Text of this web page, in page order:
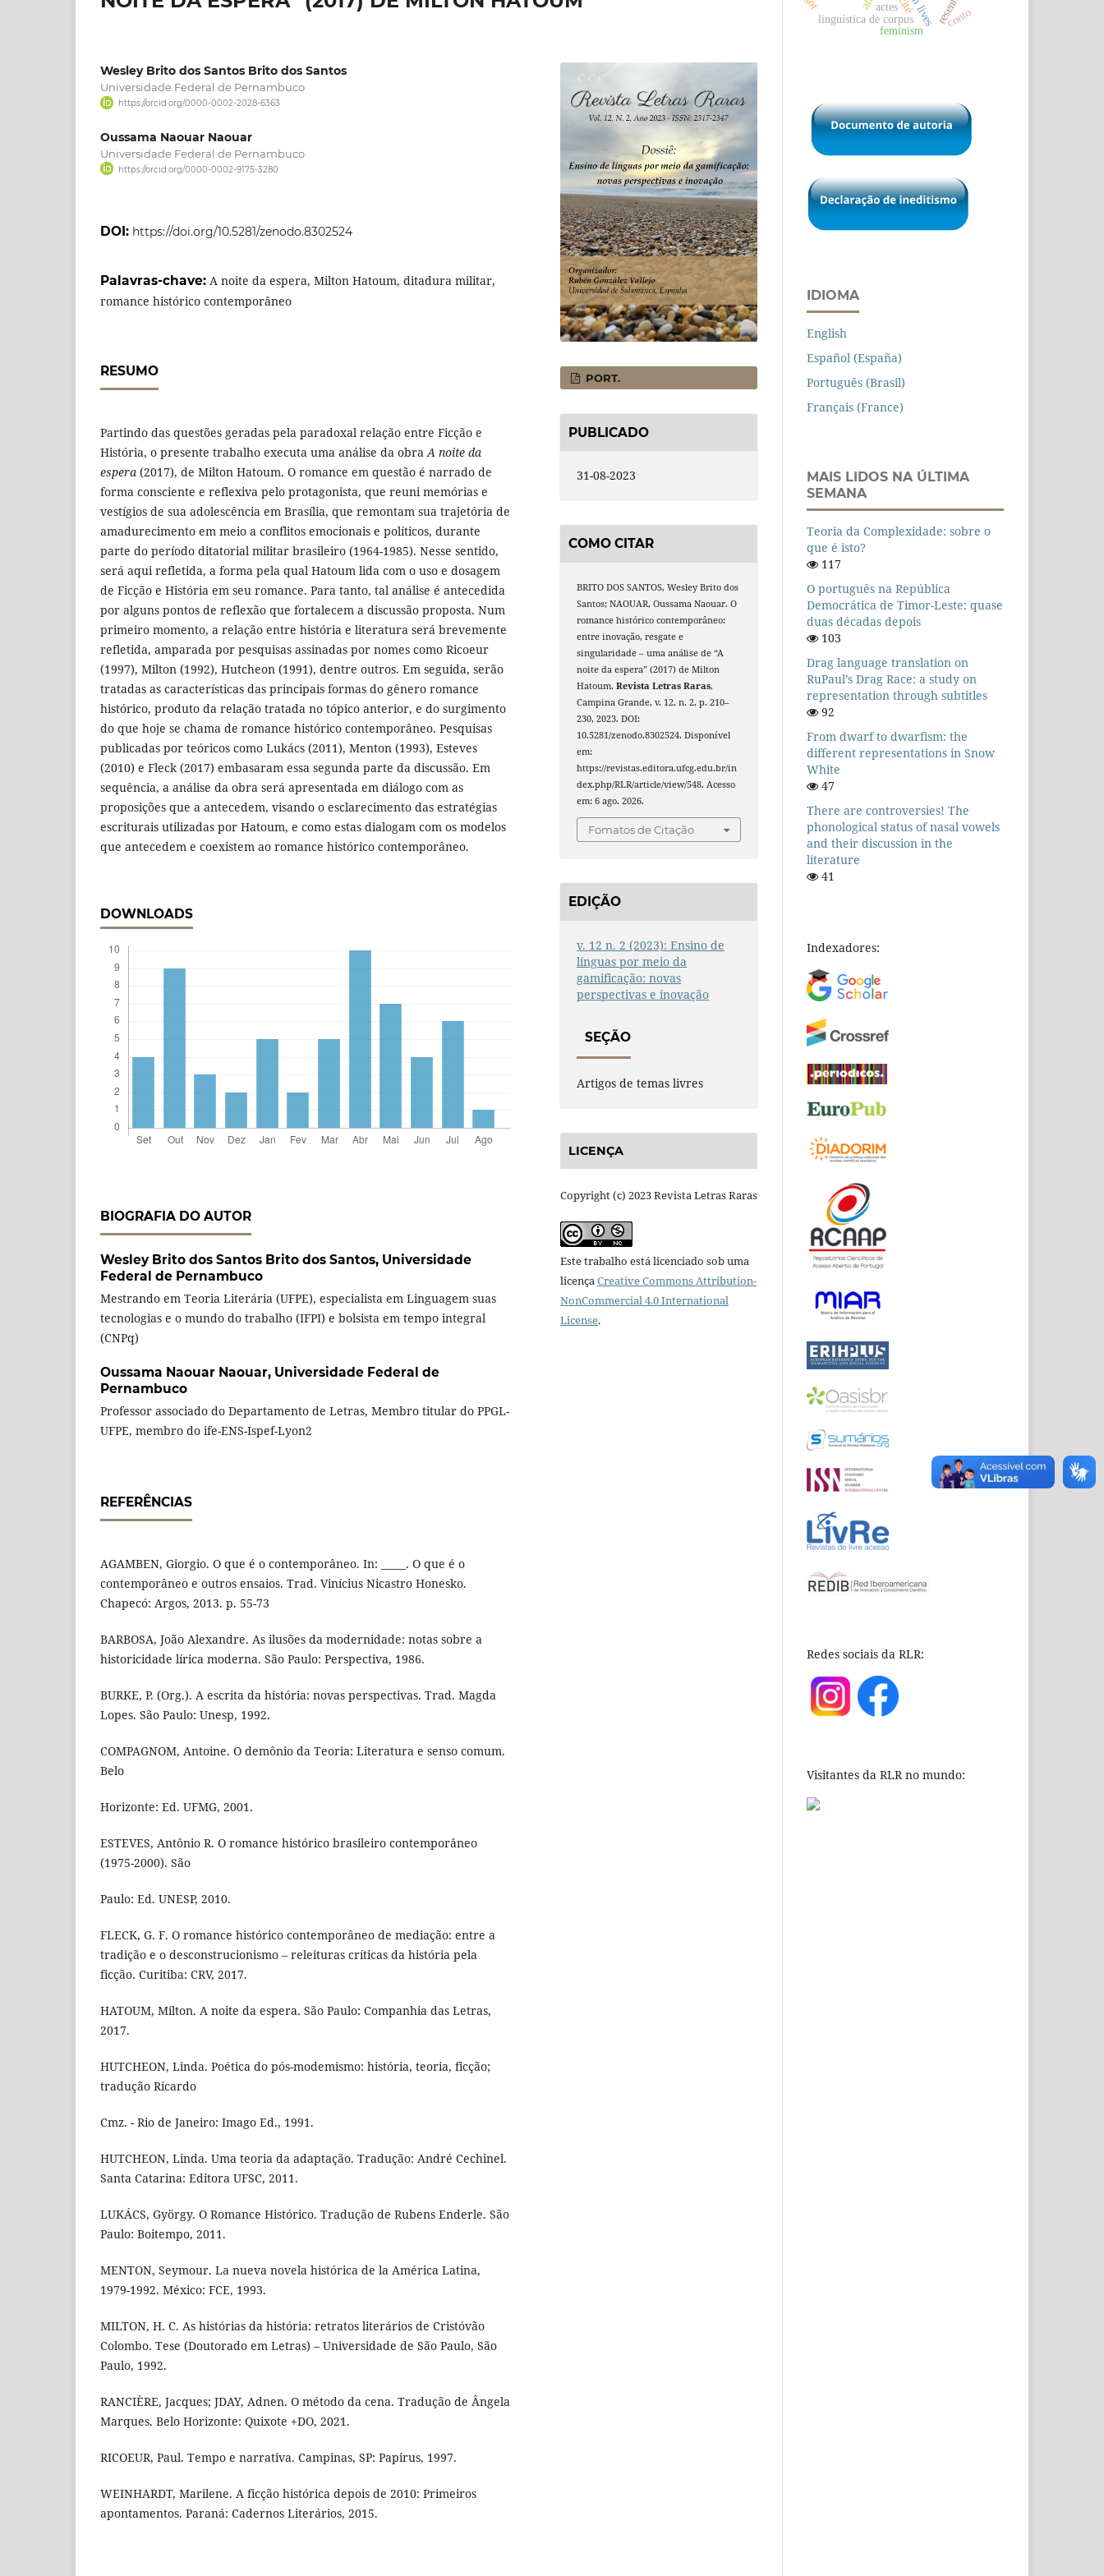
Wesley Brito dos Santos Brito dos Santos
Universidade Federal de Pernambuco
https://orcid.org/0000-0002-2028-6363
Oussama Naouar Naouar
Universidade Federal de Pernambuco
https://orcid.org/0000-0002-9175-3280
DOI: https://doi.org/10.5281/zenodo.8302524
Palavras-chave: A noite da espera, Milton Hatoum, ditadura militar,
romance histórico contemporâneo
RESUMO
Partindo das questões geradas pela paradoxal relação entre Ficção e
História, o presente trabalho executa uma análise da obraA noite da
espera (2017), de Milton Hatoum. O romance em questão é narrado de
forma consciente e reflexiva pelo protagonista, que reuni memórias e
vestígios de sua adolescência em Brasília, que remontam sua trajetória de
amadurecimento em meio a conflitos emocionais e políticos, durante
parte do período ditatorial militar brasileiro (1964-1985). Nesse sentido,
será aqui refletida, a forma pela qual Hatoum lida com o uso e dosagem
de Ficção e História em seu romance. Para tanto, tal análise é antecedida
por alguns pontos de reflexão que fortalecem a discussão proposta. Num
primeiro momento, a relação entre história e literatura será brevemente
refletida, amparada por pesquisas assinadas por nomes como Ricoeur
(1997), Milton (1992), Hutcheon (1991), dentre outros. Em seguida, serão
tratadas as características das principais formas do gênero romance
histórico, produto da relação tratada no tópico anterior, e do surgimento
do que hoje se chama de romance histórico contemporâneo. Pesquisas
publicadas por teóricos como Lukács (2011), Menton (1993), Esteves
(2010) e Fleck (2017) embasaram essa segunda parte da discussão. Em
sequência, a análise da obra será apresentada em diálogo com as
proposições que a antecedem, visando o esclarecimento das estratégias
escriturais utilizadas por Hatoum, e como estas dialogam com os modelos
que antecedem e coexistem ao romance histórico contemporâneo.
DOWNLOADS
BIOGRAFIA DO AUTOR
Wesley Brito dos Santos Brito dos Santos, Universidade
Federal de Pernambuco
Mestrando em Teoria Literária (UFPE), especialista em Linguagem suas
tecnologias e o mundo do trabalho (IFPI) e bolsista em tempo integral
(CNPq)
Oussama Naouar Naouar, Universidade Federal de
Pernambuco
Professor associado do Departamento de Letras, Membro titular do PPGL-
UFPE, membro do ife-ENS-Ispef-Lyon2
REFERÊNCIAS
AGAMBEN, Giorgio. O que é o contemporâneo. In: _____. O que é o
contemporâneo e outros ensaios. Trad. Vinícius Nicastro Honesko.
Chapecó: Argos, 2013. p. 55-73
BARBOSA, João Alexandre. As ilusões da modernidade: notas sobre a
historicidade lírica moderna. São Paulo: Perspectiva, 1986.
BURKE, P. (Org.). A escrita da história: novas perspectivas. Trad. Magda
Lopes. São Paulo: Unesp, 1992.
COMPAGNOM, Antoine. O demônio da Teoria: Literatura e senso comum.
Belo
Horizonte: Ed. UFMG, 2001.
ESTEVES, Antônio R. O romance histórico brasileiro contemporâneo
(1975-2000). São
Paulo: Ed. UNESP, 2010.
FLECK, G. F. O romance histórico contemporâneo de mediação: entre a
tradição e o desconstrucionismo – releituras críticas da história pela
ficção. Curitiba: CRV, 2017.
HATOUM, Milton. A noite da espera. São Paulo: Companhia das Letras,
2017.
HUTCHEON, Linda. Poética do pós-modemismo: história, teoria, ficção;
tradução Ricardo
Cmz. - Rio de Janeiro: Imago Ed., 1991.
HUTCHEON, Linda. Uma teoria da adaptação. Tradução: André Cechinel.
Santa Catarina: Editora UFSC, 2011.
LUKÁCS, György. O Romance Histórico. Tradução de Rubens Enderle. São
Paulo: Boitempo, 2011.
MENTON, Seymour. La nueva novela histórica de la América Latina,
1979-1992. México: FCE, 1993.
MILTON, H. C. As histórias da história: retratos literários de Cristóvão
Colombo. Tese (Doutorado em Letras) – Universidade de São Paulo, São
Paulo, 1992.
RANCIÈRE, Jacques; JDAY, Adnen. O método da cena. Tradução de Ângela
Marques. Belo Horizonte: Quixote +DO, 2021.
RICOEUR, Paul. Tempo e narrativa. Campinas, SP: Papirus, 1997.
WEINHARDT, Marilene. A ficção histórica depois de 2010: Primeiros
apontamentos. Paraná: Cadernos Literários, 2015.
PORT.
PUBLICADO
31-08-2023
COMO CITAR
BRITO DOS SANTOS, Wesley Brito dos
Santos; NAOUAR, Oussama Naouar. O
romance histórico contemporâneo:
entre inovação, resgate e
singularidade – uma análise de “A
noite da espera” (2017) de Milton
Hatoum.Revista Letras Raras,
Campina Grande, v. 12, n. 2, p. 210–
230, 2023. DOI:
10.5281/zenodo.8302524. Disponível
em:
https://revistas.editora.ufcg.edu.br/in
dex.php/RLR/article/view/548. Acesso
em: 6 ago. 2026.
Fomatos de Citação
EDIÇÃO
v. 12 n. 2 (2023): Ensino de
línguas por meio da
gamificação: novas
perspectivas e inovação
SEÇÃO
Artigos de temas livres
LICENÇA
Copyright (c) 2023 Revista Letras Raras
Este trabalho está licenciado sob uma
licençaCreative Commons Attribution-
NonCommercial 4.0 International
License.
linguística de corpus resenha
conto
actes
feminism
IDIOMA
English
Español (España)
Português (Brasil)
Français (France)
MAIS LIDOS NA ÚLTIMA
SEMANA
Teoria da Complexidade: sobre o
que é isto?
117
O português na República
Democrática de Timor-Leste: quase
duas décadas depois
103
Drag language translation on
RuPaul’s Drag Race: a study on
representation through subtitles
92
From dwarf to dwarfism: the
different representations in Snow
White
47
There are controversies! The
phonological status of nasal vowels
and their discussion in the
literature
41
Indexadores:
Redes sociais da RLR:
Visitantes da RLR no mundo: